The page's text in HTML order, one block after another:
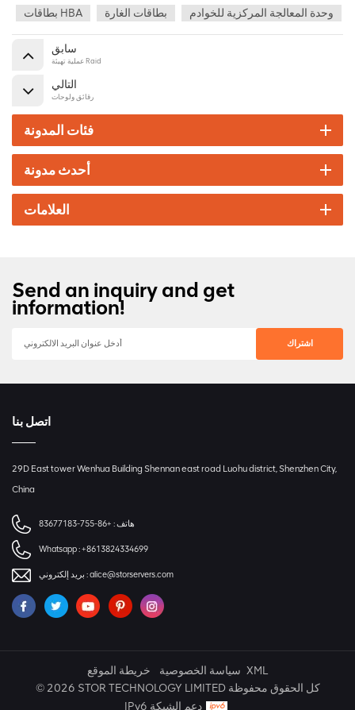
بطاقات HBA
بطاقات الغارة وحدة المعالجة المركزية للخوادم
سابق
عملية تهيئة Raid
التالي
رقائق ولوحات
فئات المدونة
أحدث مدونة
العلامات
Send an inquiry and get
information!
اتصل بنا
29D East tower Wenhua Building Shennan east road Luohu district, Shenzhen City,
China
هاتف : +86-755-83677183
Whatsapp :+8613824334699
بريد إلكتروني :alice@storservers.com
خريطة الموقع سياسة الخصوصية XML
© 2026 STOR TECHNOLOGY LIMITED كل الحقوق محفوظة
IPv6 دعم الشبكة